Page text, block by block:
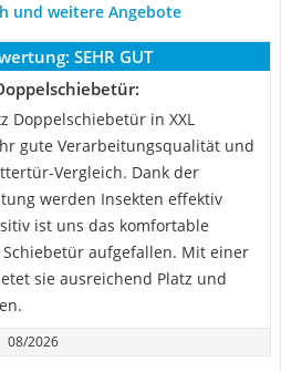
und weitere Angebote
SEHR GUT
Doppelschiebetür in XXL
gute Verarbeitungsqualität und
Vergleich. Dank der
werden Insekten effektiv
ist uns das komfortable
aufgefallen. Mit einer
sie ausreichend Platz und
08/2026